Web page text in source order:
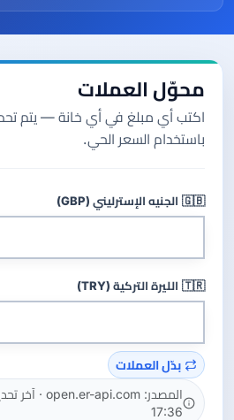
محوّل العملات
اكتب أي مبلغ في أي خانة — يتم
باستخدام السعر الحي.
🇬🇧 الجنيه الإسترليني (GBP)
🇹🇷 الليرة التركية (TRY)
بدّل العملات
17:36